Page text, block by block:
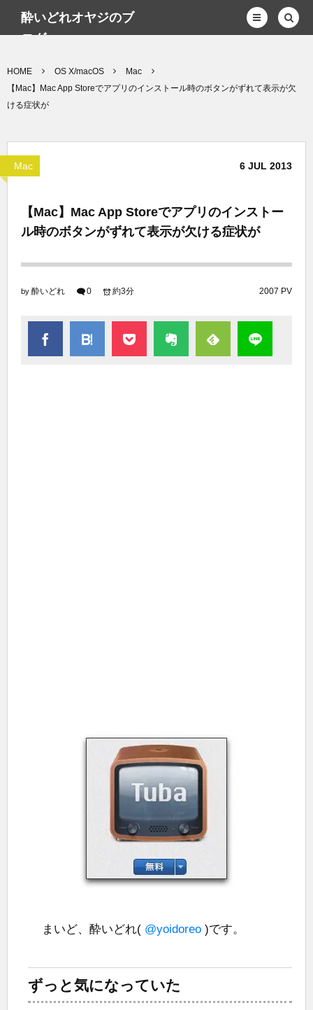
酔いどれオヤジのブ
ログwp
HOME OS X/macOS
Mac
【Mac】Mac App Storeでアプリのインストール時のボタンがずれて表示が欠
ける症状が
Mac 6 JUL 2013
【Mac】Mac App Storeでアプリのインストー
ル時のボタンがずれて表示が欠ける症状が
by 酔いどれ 0 2007 PV
約3分
まいど、酔いどれ( @yoidoreo )です。
ずっと気になっていた